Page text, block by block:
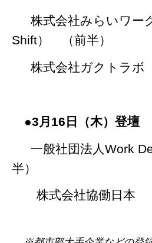
株式会社みらいワー
Shift） （前半）
株式会社ガクトラボ
●3月16日（木）登壇
一般社団法人 Work
半）
株式会社協働日本